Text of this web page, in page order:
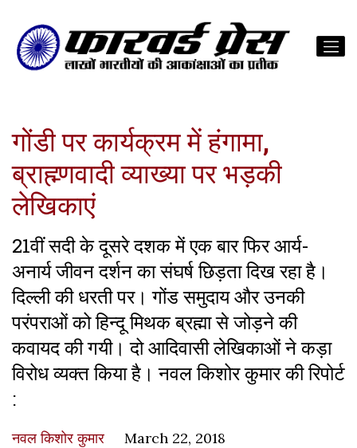
गोंडी पर कार्यक्रम में हंगामा,
ब्राह्म्णवादी व्याख्या पर भड़की
लेखिकाएं
21वीं सदी के दूसरे दशक में एक बार फिर आर्य-
अनार्य जीवन दर्शन का संघर्ष छिड़ता दिख रहा है।
दिल्ली की धरती पर। गोंड समुदाय और उनकी
परंपराओं को हिन्दू मिथक ब्रह्मा से जोड़ने की
कवायद की गयी। दो आदिवासी लेखिकाओं ने कड़ा
विरोध व्यक्त किया है। नवल किशोर कुमार की रिपोर्ट
:
नवल किशोर कुमार March 22, 2018